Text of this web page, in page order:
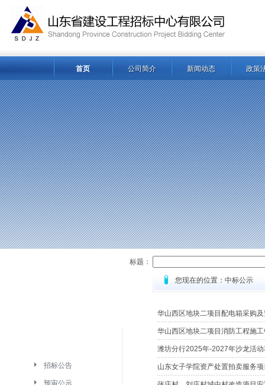
首页 公司简介 新闻动态 政策
标题：
招标公告
预审公示
您现在的位置：中标公示
华山西区地块二项目配电箱采购
华山西区地块二项目消防工程施
潍坊分行2025年-2027年沙龙活
山东女子学院资产处置拍卖服务